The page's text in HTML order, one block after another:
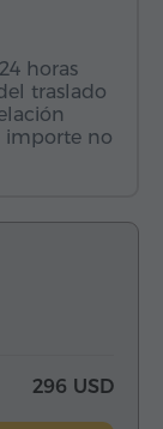
horas
traslado
importe no
296 USD